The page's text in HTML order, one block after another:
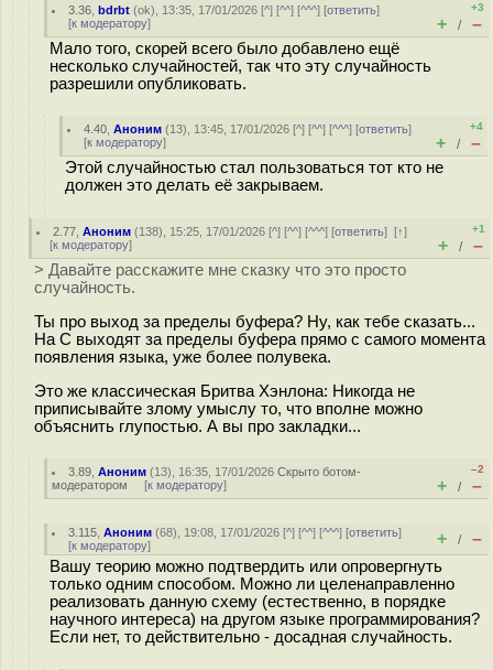
3.36 ,bdrbt (ok), 13:35, 17/01/2026 [^] [^^] [^^^] [ответить]
[к модератору]
+3
+ / –
Мало того, скорей всего было добавлено ещё
несколько случайностей, так что эту случайность
разрешили опубликовать.
4.40 ,Аноним (13), 13:45, 17/01/2026 [^] [^^] [^^^] [ответить]
[к модератору]
+4
+ / –
Этой случайностью стал пользоваться тот кто не
должен это делать её закрываем.
2.77 ,Аноним (138), 15:25, 17/01/2026 [^] [^^] [^^^] [ответить][↑]
[к модератору]
+1
+ / –
> Давайте расскажите мне сказку что это просто
случайность.
Ты про выход за пределы буфера? Ну, как тебе сказать...
На С выходят за пределы буфера прямо с самого момента
появления языка, уже более полувека.
Это же классическая Бритва Хэнлона: Никогда не
приписывайте злому умыслу то, что вполне можно
объяснить глупостью. А вы про закладки...
3.89 ,Аноним (13), 16:35, 17/01/2026Скрыто ботом-
модератором [к модератору]
–2
+ / –
3.115 ,Аноним (68), 19:08, 17/01/2026 [^] [^^] [^^^] [ответить]
[к модератору] + / –
Вашу теорию можно подтвердить или опровергнуть
только одним способом. Можно ли целенаправленно
реализовать данную схему (естественно, в порядке
научного интереса) на другом языке программирования?
Если нет, то действительно - досадная случайность.